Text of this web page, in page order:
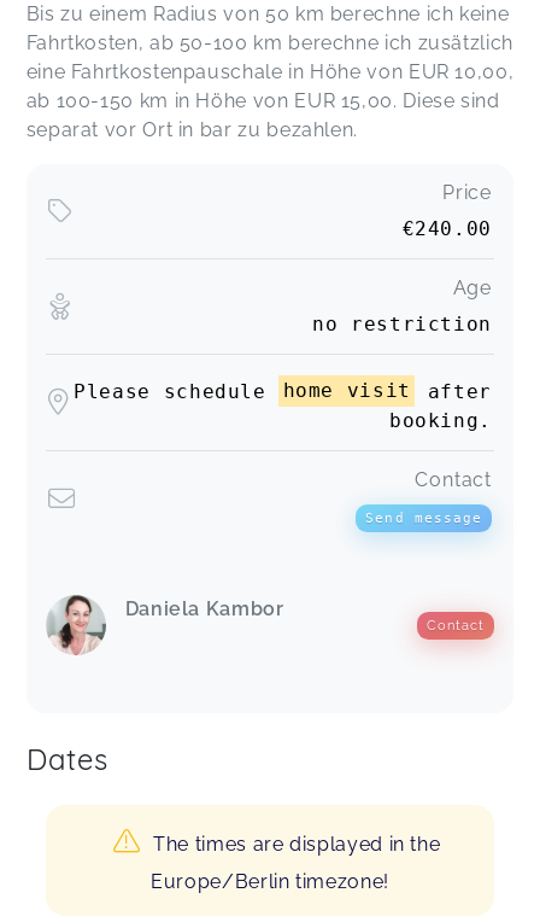
Bis zu einem Radius von 50 km berechne ich keine
Fahrtkosten, ab 50-100 km berechne ich zusätzlich
eine Fahrtkostenpauschale in Höhe von EUR 10,00,
ab 100-150 km in Höhe von EUR 15,00. Diese sind
separat vor Ort in bar zu bezahlen.
Price
€240.00
Age
no restriction
Please schedule home visit
after
booking.
Contact
Send message
Daniela Kambor
Contact
Dates
The times are displayed in the
Europe/Berlin timezone!